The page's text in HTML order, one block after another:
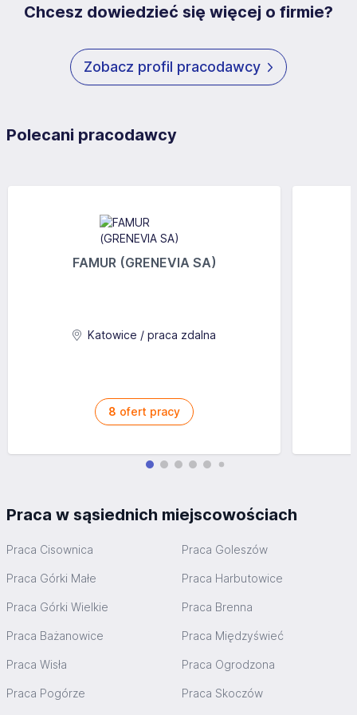
Chcesz dowiedzieć się więcej o firmie?
Zobacz profil pracodawcy
Polecani pracodawcy
FAMUR (GRENEVIA SA)
Katowice / praca zdalna
8 ofert pracy
Praca w sąsiednich miejscowościach
Praca Cisownica Praca Goleszów
Praca Górki Małe Praca Harbutowice
Praca Górki Wielkie Praca Brenna
Praca Bażanowice Praca Międzyświeć
Praca Wisła Praca Ogrodzona
Praca Pogórze Praca Skoczów